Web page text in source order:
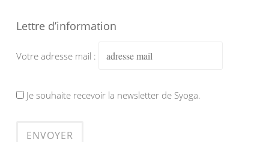
Lettre d’information
Votre adresse mail :
Je souhaite recevoir la newsletter de Syoga.